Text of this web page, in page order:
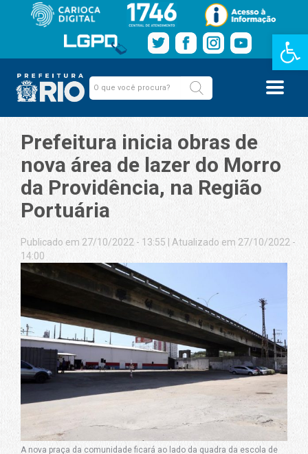
Barra de
Prefeitura inicia obras de
nova área de lazer do Morro
da Providência, na Região
Portuária
Publicado em 27/10/2022 - 13:55
Atualizado em 27/10/2022 -
14:00
A nova praça da comunidade ficará ao lado da quadra da escola de